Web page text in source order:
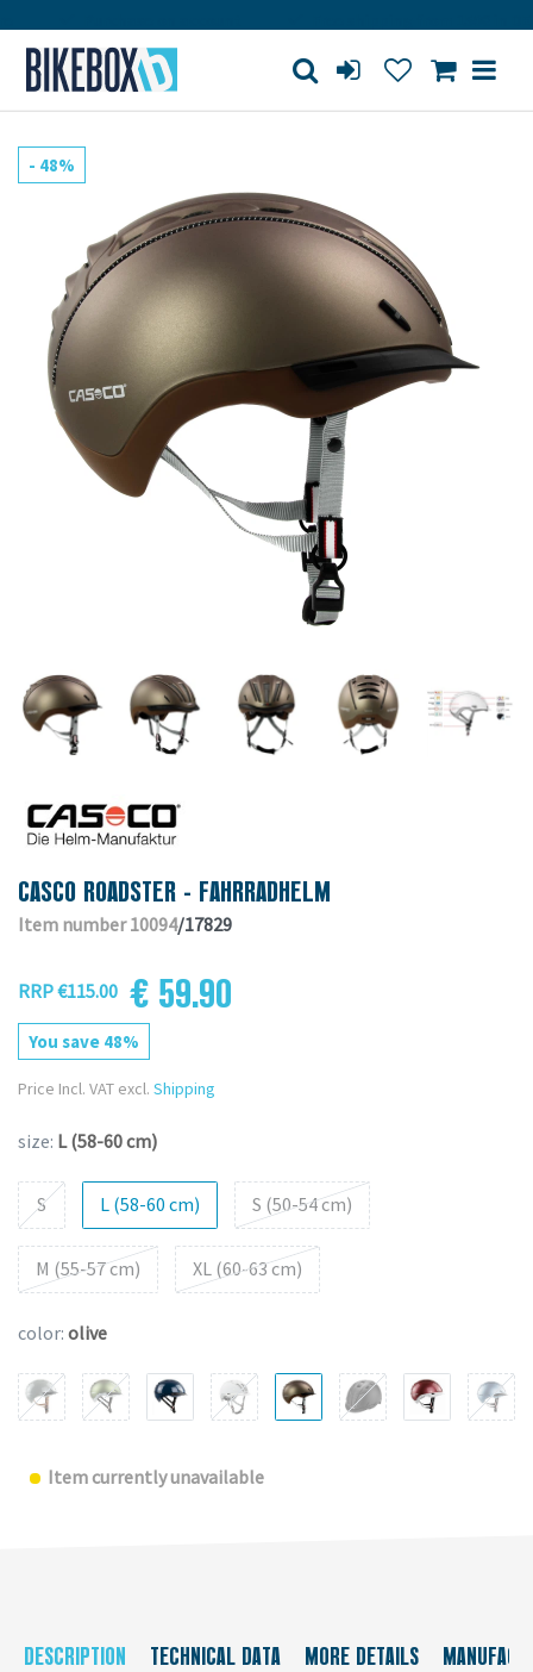
- 48%
CASCO ROADSTER - FAHRRADHELM
Item number 10094/17829
RRP €115.00 € 59.90
You save 48%
Price Incl. VAT excl. Shipping
size: L (58-60 cm)
S L (58-60 cm) S (50-54 cm)
M (55-57 cm) XL (60-63 cm)
color: olive
Item currently unavailable
DESCRIPTION TECHNICAL DATA MORE DETAILS